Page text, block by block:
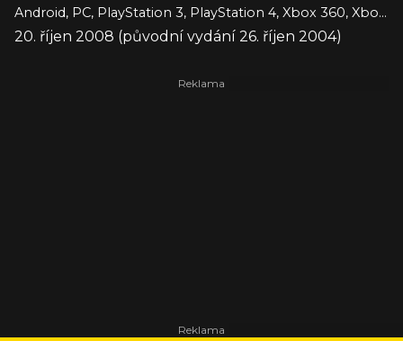
Android, PC, PlayStation 3, PlayStation 4, Xbox 360, Xbox One, iOS
20. říjen 2008 (původní vydání 26. říjen 2004)